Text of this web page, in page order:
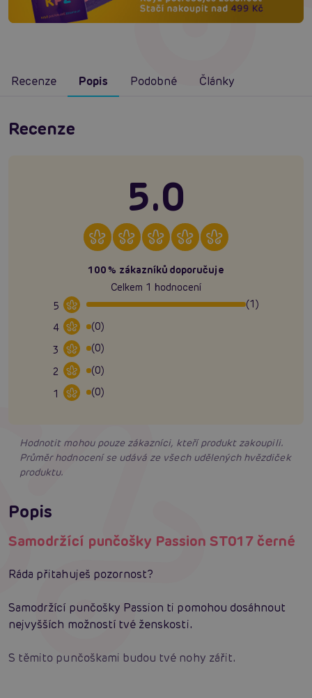
Recenze Popis Podobné Články
Recenze
5.0
100% zákazníků doporučuje
Celkem 1 hodnocení
5
(1)
4
(0)
3
(0)
2
(0)
1
(0)
Hodnotit mohou pouze zákazníci, kteří produkt zakoupili.
Průměr hodnocení se udává ze všech udělených hvězdiček
produktu.
Popis
Samodržící punčošky Passion ST017 černé
Ráda přitahuješ pozornost?
Samodržící punčošky Passion ti pomohou dosáhnout
nejvyšších možností tvé ženskosti.
S těmito punčoškami budou tvé nohy zářit.